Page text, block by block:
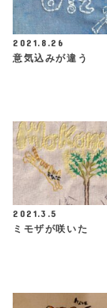
2021.8.26
意気込みが違う
2021.3.5
ミモザが咲いた